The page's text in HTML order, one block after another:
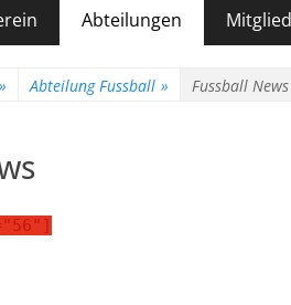
Abteilungen
» Abteilung Fussball » Fussball News